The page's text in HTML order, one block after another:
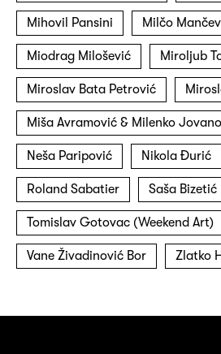
Mihovil Pansini Milčo
Miodrag Milošević Miroljub
Miroslav Bata Petrović
Miša Avramović & Milenko
Neša Paripović Nikola Đurić
Roland Sabatier Saša Bizetić
Tomislav Gotovac (Weekend Art)
Vane Živadinović Bor Zlatko